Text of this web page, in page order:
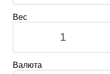
Вес
Валюта